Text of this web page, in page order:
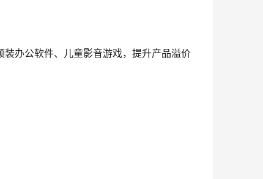
装办公软件、儿童影音游戏，提升产品溢价